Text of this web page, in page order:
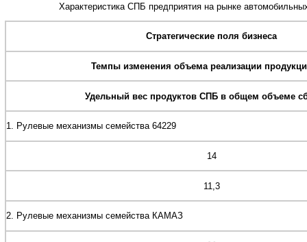
Характеристика СПБ предприятия на рынке
Стратегические поля бизнеса
Темпы изменения объема реализации
Удельный вес продуктов СПБ в общем объеме
1. Рулевые механизмы семейства 64229
14
11,3
2. Рулевые механизмы семейства КАМАЗ